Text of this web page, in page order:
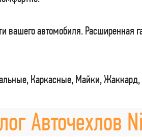
вашего автомобиля. Расширенная
Каркасные, Майки,
Авточехлов